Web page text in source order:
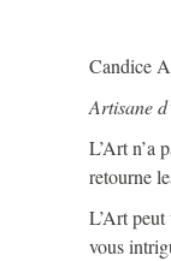
Candice
Artisane
L’Art n’a
retourne
L’Art
vous